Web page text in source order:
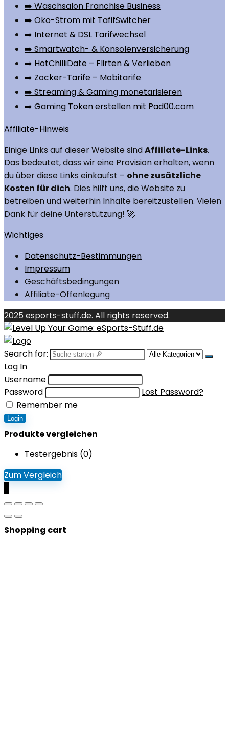
➡️ Waschsalon Franchise Business
➡️ Öko-Strom mit TafifSwitcher
➡️ Internet & DSL Tarifwechsel
➡️ Smartwatch- & Konsolenversicherung
➡️ HotChilliDate – Flirten & Verlieben
➡️ Zocker-Tarife – Mobitarife
➡️ Streaming & Gaming monetarisieren
➡️ Gaming Token erstellen mit Pad00.com
Affiliate-Hinweis
Einige Links auf dieser Website sindAffiliate-Links.
Das bedeutet, dass wir eine Provision erhalten, wenn
du über diese Links einkaufst – ohne zusätzliche
Kosten für dich. Dies hilft uns, die Website zu
betreiben und weiterhin Inhalte bereitzustellen. Vielen
Dank für deine Unterstützung! 🚀
Wichtiges
Datenschutz-Bestimmungen
Impressum
Geschäftsbedingungen
Affiliate-Offenlegung
2025 esports-stuff.de. All rights reserved.
Search for:
Log In
Username
Password
Lost Password?
Remember me
Login
Produkte vergleichen
Testergebnis (0)
Zum Vergleich
Shopping cart